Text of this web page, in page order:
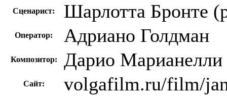
Сценарист: Шарлотта Бронте
Оператор: Адриано Голдман
Композитор: Дарио Марианелли
Сайт: volgafilm.ru/film/